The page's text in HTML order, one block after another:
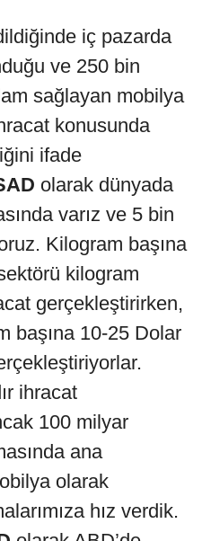
iç pazarda
ve 250 bin
sağlayan mobilya
konusunda
ifade
olarak dünyada
varız ve 5 bin
Kilogram başına
kilogram
gerçekleştirirken,
başına 10-25 Dolar
ihracat
100 milyar
ana
olarak
hız verdik.